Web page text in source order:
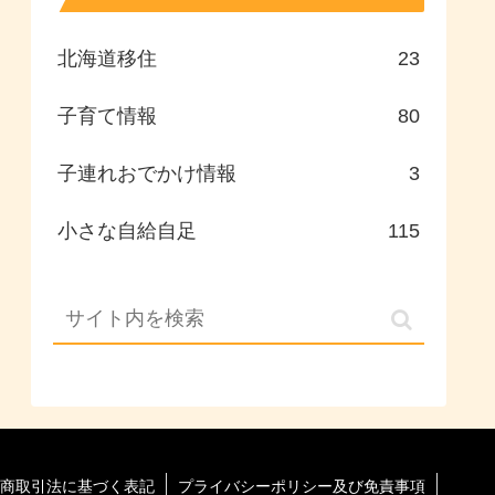
北海道移住 23
子育て情報 80
子連れおでかけ情報 3
小さな自給自足 115
取引法に基づく表記 プライバシーポリシー及び免責事項